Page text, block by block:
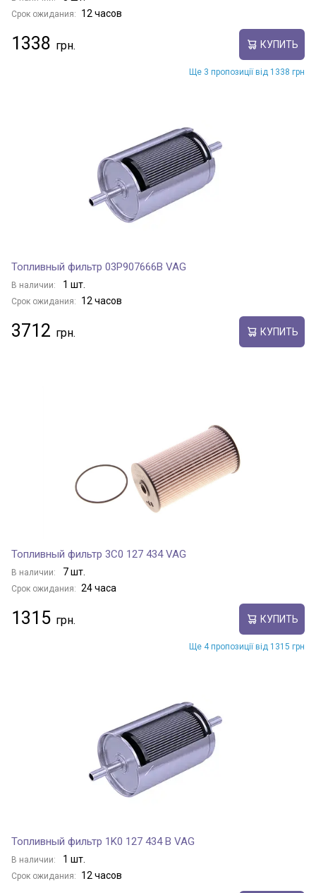
Срок ожидания: 12 часов
1338 КУПИТЬ
Ще 3 пропозиції від 1338 грн
Топливный фильтр 03P907666B VAG
В наличии: 1 шт.
Срок ожидания: 12 часов
3712 КУПИТЬ
Топливный фильтр 3C0 127 434 VAG
В наличии: 7 шт.
Срок ожидания: 24 часа
1315 КУПИТЬ
Ще 4 пропозиції від 1315 грн
Топливный фильтр 1K0 127 434 B VAG
В наличии: 1 шт.
Срок ожидания: 12 часов